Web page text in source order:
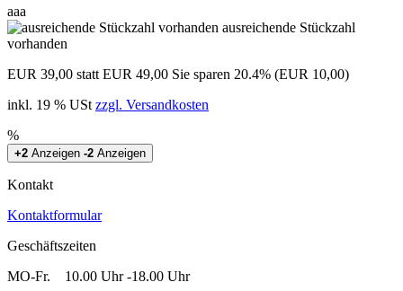
aaa
ausreichende Stückzahl
vorhanden
EUR 39,00 statt EUR 49,00 Sie sparen 20.4% (EUR 10,00)
inkl. 19 % USt zzgl. Versandkosten
%
+2 Anzeigen -2 Anzeigen
Kontakt
Kontaktformular
Geschäftszeiten
MO-Fr. 10.00 Uhr -18.00 Uhr